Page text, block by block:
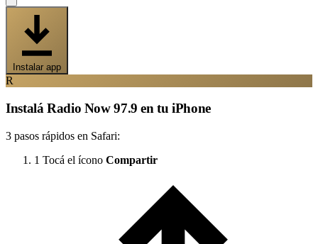
Instalar app
R
Instalá Radio Now 97.9 en tu iPhone
3 pasos rápidos en Safari:
1 Tocá el ícono Compartir